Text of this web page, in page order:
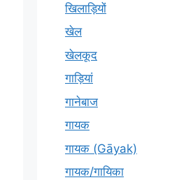
खिलाड़ियों
खेल
खेलकूद
गाड़ियां
गानेबाज
गायक
गायक (Gāyak)
गायक/गायिका